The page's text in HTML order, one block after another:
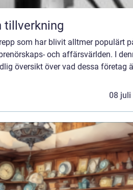
tillverkning
som har blivit alltmer populärt
och affärsvärlden. I
översikt över vad dessa företag
08 juli